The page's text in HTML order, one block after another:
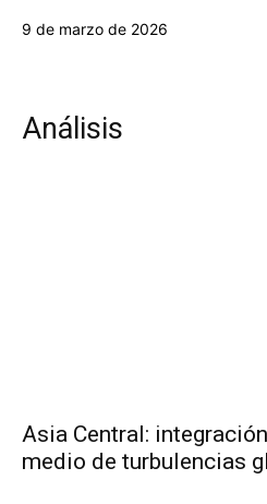
9 de marzo de 2026
Análisis
Asia Central:
medio de turbulencias